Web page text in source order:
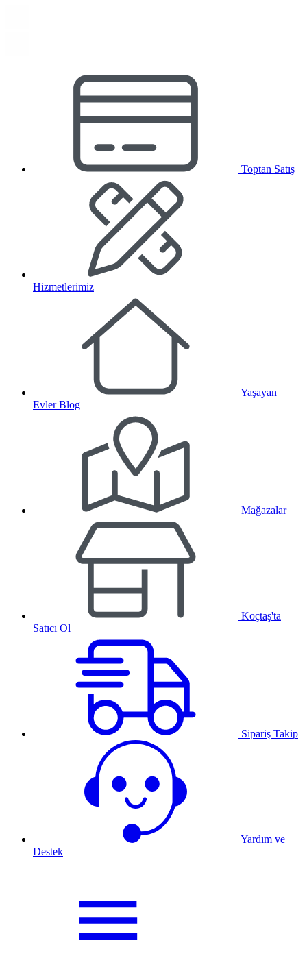
Toptan Satış
Hizmetlerimiz
Yaşayan
Evler Blog
Mağazalar
Koçtaş'ta
Satıcı Ol
Sipariş Takip
Yardım ve
Destek